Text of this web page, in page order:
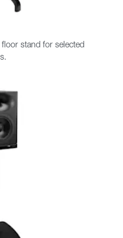
stand for selected